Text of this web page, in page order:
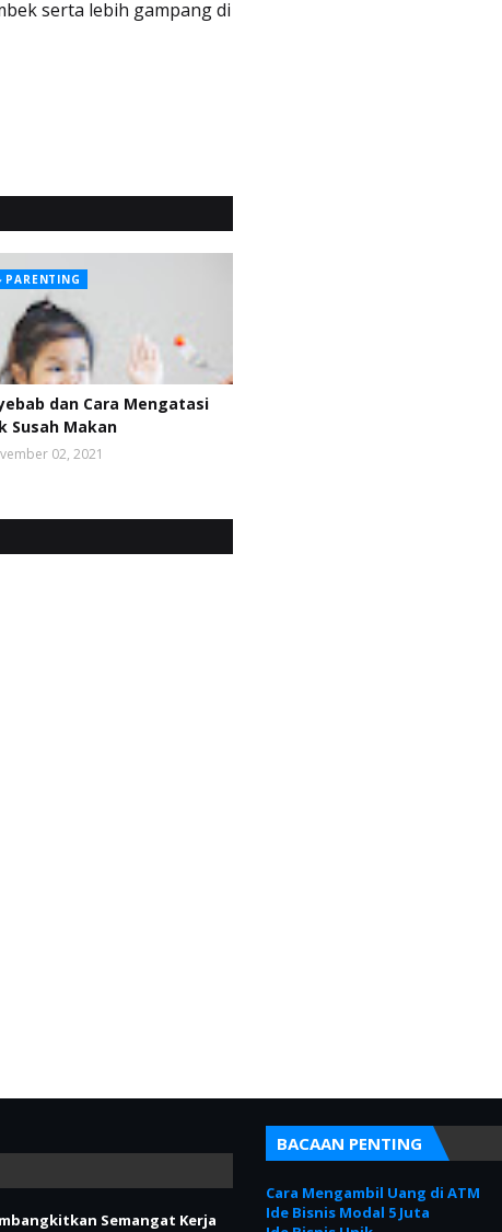
serta lebih gampang di
PARENTING
dan Cara Mengatasi
Susah Makan
02, 2021
Semangat Kerja
BACAAN PENTING
Cara Mengambil Uang di ATM
Ide Bisnis Modal 5 Juta